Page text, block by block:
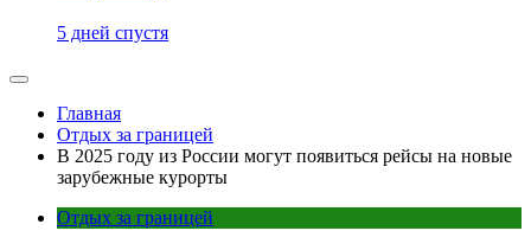
5 дней спустя
Главная
Отдых за границей
В 2025 году из России могут появиться рейсы на новые
зарубежные курорты
Отдых за границей